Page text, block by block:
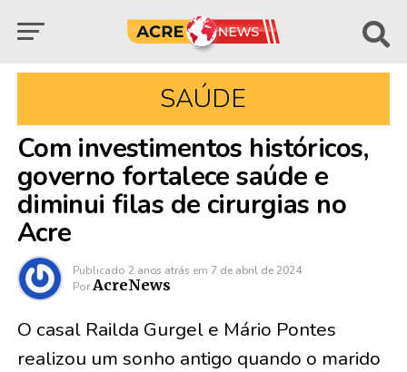
SAÚDE
Com investimentos históricos,
governo fortalece saúde e
diminui filas de cirurgias no
Acre
Publicado 2 anos atrás em 7 de abril de 2024
Por AcreNews
O casal Railda Gurgel e Mário Pontes
realizou um sonho antigo quando o marido